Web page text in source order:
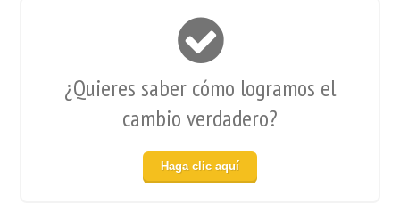
¿Quieres saber cómo logramos el
cambio verdadero?
Haga clic aquí